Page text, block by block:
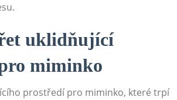
uklidňující
miminko
prostředí pro miminko, které trpí